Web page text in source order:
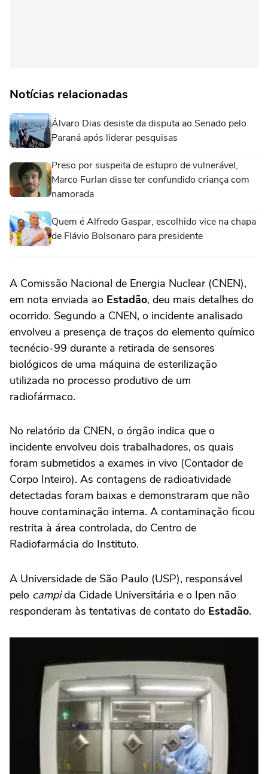
Notícias relacionadas
Álvaro Dias desiste da disputa ao Senado pelo
Paraná após liderar pesquisas
Preso por suspeita de estupro de vulnerável,
Marco Furlan disse ter confundido criança com
namorada
Quem é Alfredo Gaspar, escolhido vice na chapa
de Flávio Bolsonaro para presidente
A Comissão Nacional de Energia Nuclear (CNEN),
em nota enviada ao Estadão, deu mais detalhes do
ocorrido. Segundo a CNEN, o incidente analisado
envolveu a presença de traços do elemento químico
tecnécio-99 durante a retirada de sensores
biológicos de uma máquina de esterilização
utilizada no processo produtivo de um
radiofármaco.
No relatório da CNEN, o órgão indica que o
incidente envolveu dois trabalhadores, os quais
foram submetidos a exames in vivo (Contador de
Corpo Inteiro). As contagens de radioatividade
detectadas foram baixas e demonstraram que não
houve contaminação interna. A contaminação ficou
restrita à área controlada, do Centro de
Radiofarmácia do Instituto.
A Universidade de São Paulo (USP), responsável
pelo campida Cidade Universitária e o Ipen não
responderam às tentativas de contato do Estadão.